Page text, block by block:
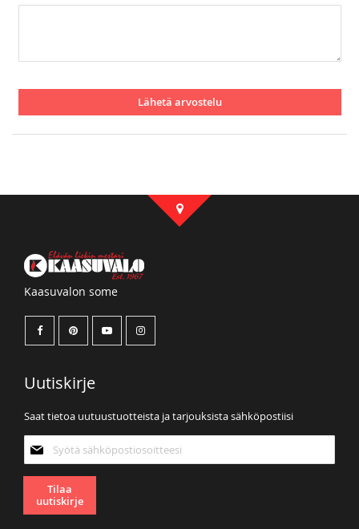
Lähetä arvostelu
Kaasuvalon some
Uutiskirje
Saat tietoa uutuustuotteista ja tarjouksista sähköpostiisi
uutiskirjeemme:
Tilaa
uutiskirje